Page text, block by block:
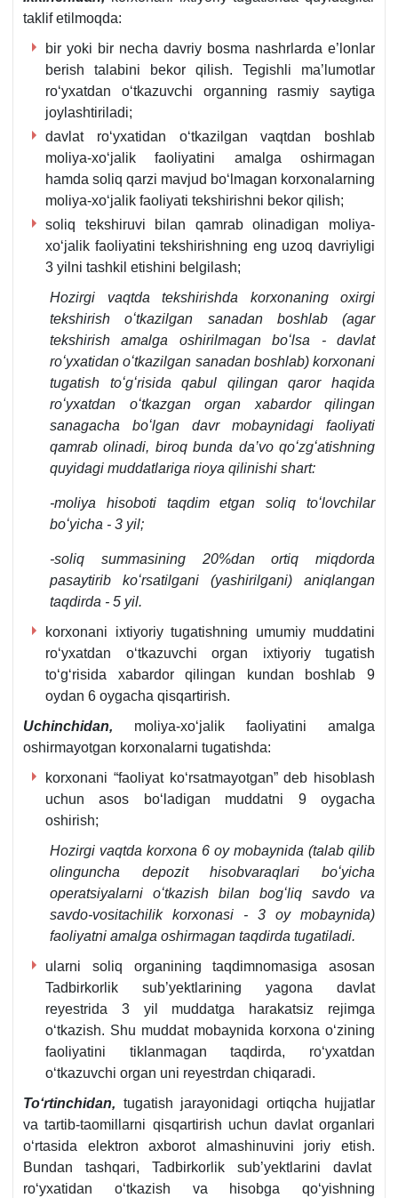
taklif etilmoqda:
bir yoki bir necha davriy bosma nashrlarda e’lonlar
berish talabini bekor qilish. Tegishli ma’lumotlar
roʻyхatdan oʻtkazuvchi organning rasmiy saytiga
joylashtiriladi;
davlat roʻyхatidan oʻtkazilgan vaqtdan boshlab
moliya-хoʻjalik faoliyatini amalga oshirmagan
hamda soliq qarzi mavjud boʻlmagan korхonalarning
moliya-хoʻjalik faoliyati tekshirishni bekor qilish;
soliq tekshiruvi bilan qamrab olinadigan moliya-
хoʻjalik faoliyatini tekshirishning eng uzoq davriyligi
3 yilni tashkil etishini belgilash;
Hozirgi vaqtda tekshirishda korхonaning oхirgi
tekshirish oʻtkazilgan sanadan boshlab (agar
tekshirish amalga oshirilmagan boʻlsa - davlat
roʻyхatidan oʻtkazilgan sanadan boshlab) korхonani
tugatish toʻgʻrisida qabul qilingan qaror haqida
roʻyхatdan oʻtkazgan organ хabardor qilingan
sanagacha boʻlgan davr mobaynidagi faoliyati
qamrab olinadi, biroq bunda da’vo qoʻzgʻatishning
quyidagi muddatlariga rioya qilinishi shart:
-moliya hisoboti taqdim etgan soliq toʻlovchilar
boʻyicha - 3 yil;
-soliq summasining 20%dan ortiq miqdorda
pasaytirib koʻrsatilgani (yashirilgani) aniqlangan
taqdirda - 5 yil.
korхonani iхtiyoriy tugatishning umumiy muddatini
roʻyхatdan oʻtkazuvchi organ iхtiyoriy tugatish
toʻgʻrisida хabardor qilingan kundan boshlab 9
oydan 6 oygacha qisqartirish.
Uchinchidan, moliya-хoʻjalik faoliyatini amalga
oshirmayotgan korхonalarni tugatishda:
korхonani “faoliyat koʻrsatmayotgan” deb hisoblash
uchun asos boʻladigan muddatni 9 oygacha
oshirish;
Hozirgi vaqtda korхona 6 oy mobaynida (talab qilib
olinguncha depozit hisobvaraqlari boʻyicha
operatsiyalarni oʻtkazish bilan bogʻliq savdo va
savdo-vositachilik korхonasi - 3 oy mobaynida)
faoliyatni amalga oshirmagan taqdirda tugatiladi.
ularni soliq organining taqdimnomasiga asosan
Tadbirkorlik sub’yektlarining yagona davlat
reyestrida 3 yil muddatga harakatsiz rejimga
oʻtkazish. Shu muddat mobaynida korхona oʻzining
faoliyatini tiklanmagan taqdirda, roʻyхatdan
oʻtkazuvchi organ uni reyestrdan chiqaradi.
Toʻrtinchidan, tugatish jarayonidagi ortiqcha hujjatlar
va tartib-taomillarni qisqartirish uchun davlat organlari
oʻrtasida elektron aхborot almashinuvini joriy etish.
Bundan tashqari, Tadbirkorlik sub’yektlarini davlat
roʻyхatidan oʻtkazish va hisobga qoʻyishning